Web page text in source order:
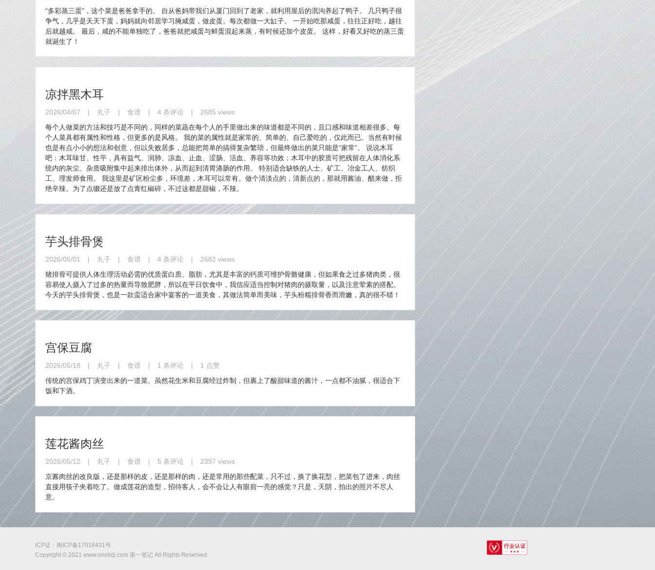
“多彩蒸三蛋”，这个菜是爸爸拿手的。 自从爸妈带我们从厦门回到了老家，就利用屋后的泯沟养起了鸭子。 几只鸭子很
争气，几乎是天天下蛋，妈妈就向邻居学习腌咸蛋，做皮蛋。每次都做一大缸子。 一开始吃那咸蛋，往往正好吃，越往
后就越咸。 最后，咸的不能单独吃了，爸爸就把咸蛋与鲜蛋混起来蒸，有时候还加个皮蛋。 这样，好看又好吃的蒸三蛋
就诞生了！
凉拌黑木耳
2026/04/07 | 丸子 | 食谱 | 4 条评论 |
2685 views
每个人做菜的方法和技巧是不同的，同样的菜蔬在每个人的手里做出来的味道都是不同的，且口感和味道相差很多。每
个人菜具都有属性和性格，但更多的是风格。 我的菜的属性就是家常的、简单的、自己爱吃的，仅此而已。当然有时候
也是有点小小的想法和创意，但以失败居多，总能把简单的搞得复杂繁琐，但最终做出的菜只能是“家常”。 说说木耳
吧：木耳味甘、性平，具有益气、润肺、凉血、止血、涩肠、活血、养容等功效；木耳中的胶质可把残留在人体消化系
统内的灰尘、杂质吸附集中起来排出体外，从而起到清胃涤肠的作用。 特别适合缺铁的人士、矿工、冶金工人、纺织
工、理发师食用。 我这里是矿区粉尘多，环境差，木耳可以常有。做个清淡点的，清新点的，那就用酱油、醋来做，拒
绝辛辣。为了点缀还是放了点青红椒碎，不过这都是甜椒，不辣。
芋头排骨煲
2026/06/01 | 丸子 | 食谱 | 4 条评论 |
2682 views
猪排骨可提供人体生理活动必需的优质蛋白质、脂肪，尤其是丰富的钙质可维护骨骼健康，但如果食之过多猪肉类，很
容易使人摄入了过多的热量而导致肥胖，所以在平日饮食中，我信应适当控制对猪肉的摄取量，以及注意荤素的搭配。
今天的芋头排骨煲，也是一款蛮适合家中宴客的一道美食，其做法简单而美味，芋头粉糯排骨香而滑嫩，真的很不错！
宫保豆腐
2026/05/18 | 丸子 | 食谱 | 1 条评论 |
1 点赞
传统的宫保鸡丁演变出来的一道菜。虽然花生米和豆腐经过炸制，但裹上了酸甜味道的酱汁，一点都不油腻，很适合下
饭和下酒。
莲花酱肉丝
2026/05/12 | 丸子 | 食谱 | 5 条评论 |
2397 views
京酱肉丝的改良版，还是那样的皮，还是那样的肉，还是常用的那些配菜，只不过，换了换花型，把菜包了进来，肉丝
直接用筷子夹着吃了。做成莲花的造型，招待客人，会不会让人有眼前一亮的感觉？只是，天阴，拍出的照片不尽人
意。
ICP证： 闽ICP备17016431号
Copyright © 2021 www.onebiji.com 第一笔记 All Rights Reserved